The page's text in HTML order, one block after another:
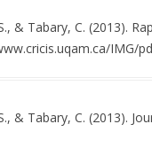
& Tabary, C. (2013).
IMG/
& Tabary, C. (2013).